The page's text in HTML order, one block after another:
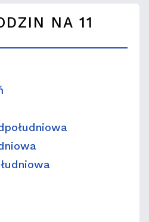
NA 11